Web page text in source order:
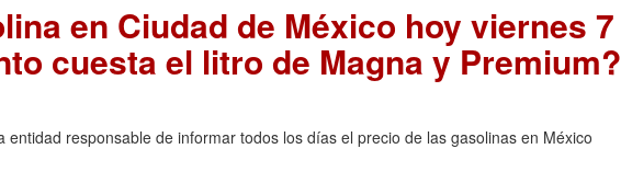
en Ciudad de México hoy viernes 7
cuesta el litro de Magna y Premium?
entidad responsable de informar todos los días el precio de las gasolinas en México